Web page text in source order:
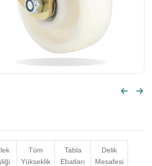
Tüm
Yükseklik
Tabla
Ebatları
Delik
Mesafesi